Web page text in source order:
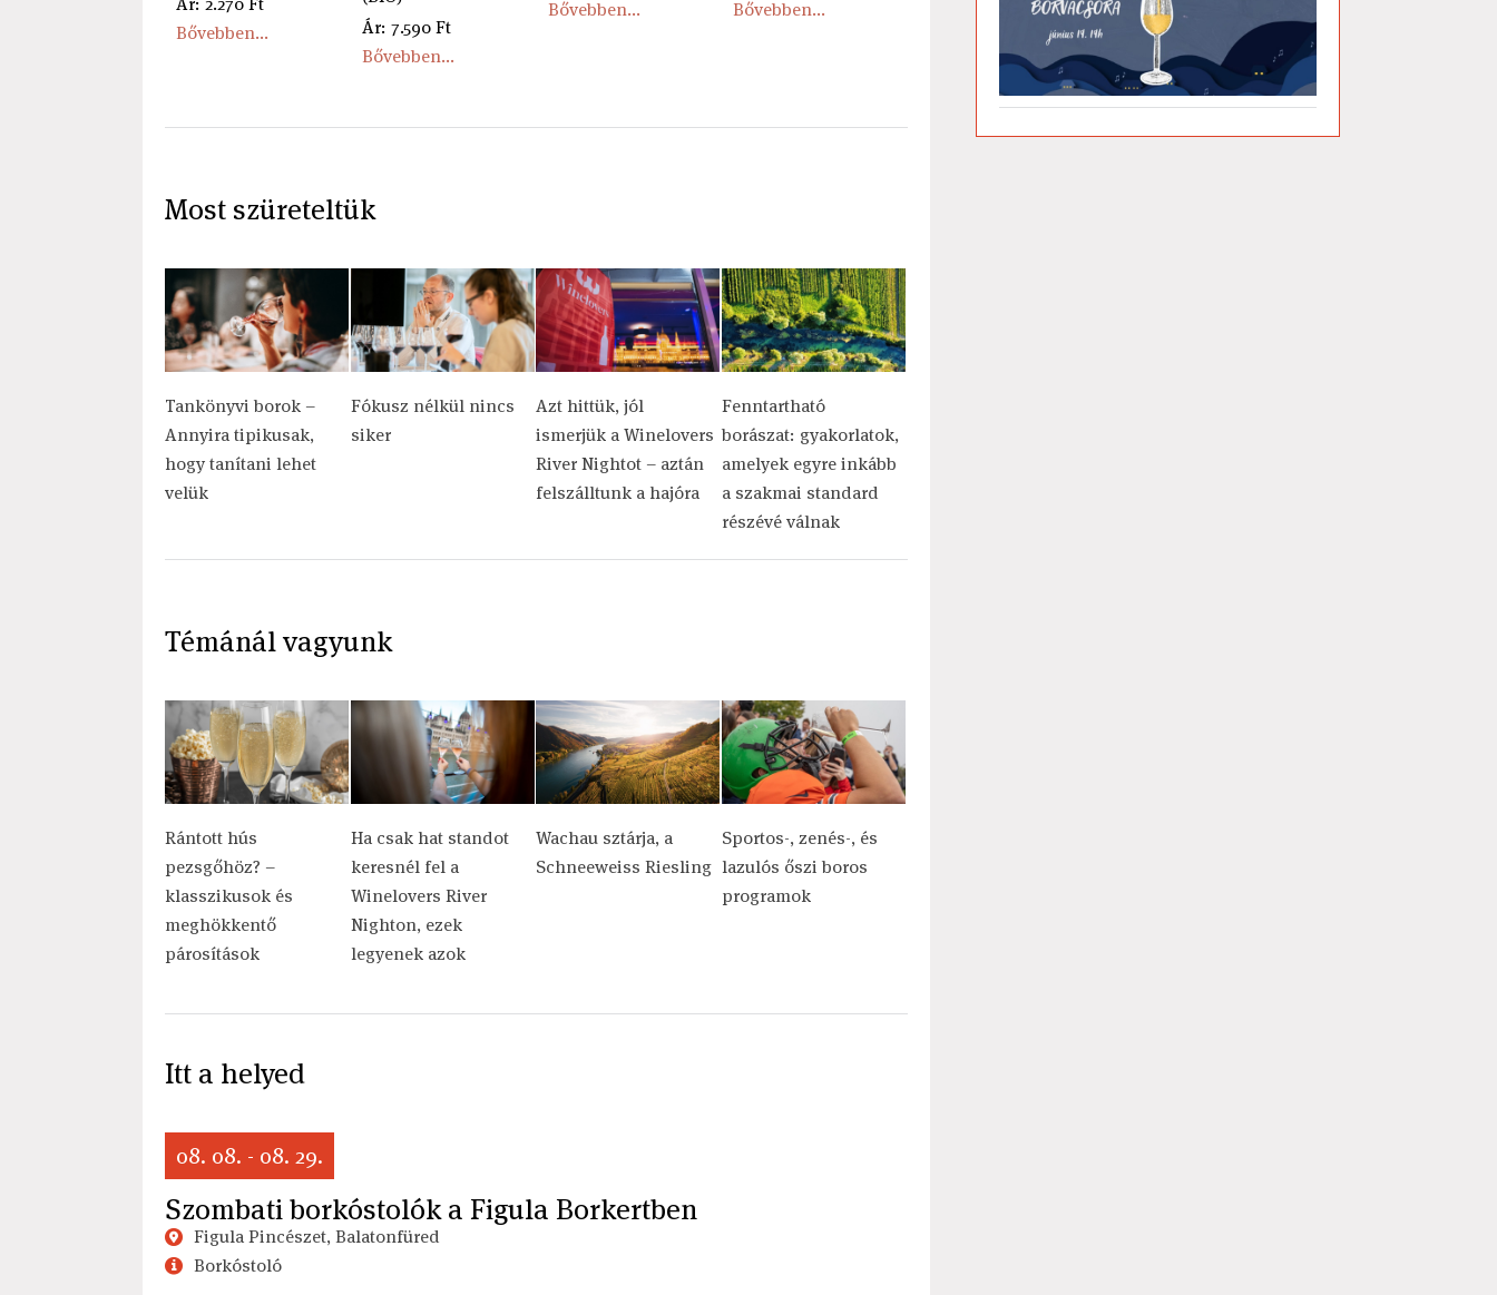
Bővebben...
Ár: 7.590 Ft
Bővebben...
Bővebben...
Bővebben...
Most szüreteltük
Tankönyvi borok –
Annyira tipikusak,
hogy tanítani lehet
velük
Fókusz nélkül nincs
siker
Azt hittük, jól
ismerjük a Winelovers
River Nightot – aztán
felszálltunk a hajóra
Fenntartható
borászat: gyakorlatok,
amelyek egyre inkább
a szakmai standard
részévé válnak
Témánál vagyunk
Rántott hús
pezsgőhöz? –
klasszikusok és
meghökkentő
párosítások
Ha csak hat standot
keresnél fel a
Winelovers River
Nighton, ezek
legyenek azok
Wachau sztárja, a
Schneeweiss Riesling
Sportos-, zenés-, és
lazulós őszi boros
programok
Itt a helyed
08. 08. - 08. 29.
Szombati borkóstolók a Figula Borkertben
Figula Pincészet, Balatonfüred
Borkóstoló